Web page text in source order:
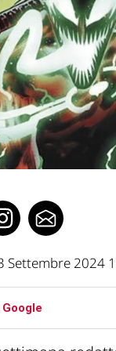
Settembre 2024